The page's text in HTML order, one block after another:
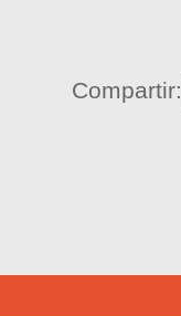
Compartir: